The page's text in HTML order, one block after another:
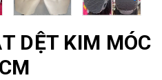
DỆT KIM MÓC